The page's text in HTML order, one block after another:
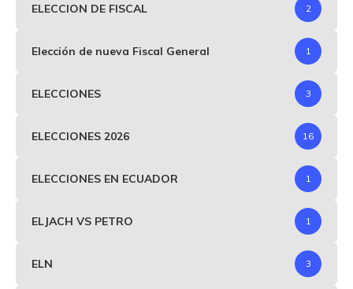
ELECCION DE FISCAL 2
Elección de nueva Fiscal General 1
ELECCIONES 3
ELECCIONES 2026 16
ELECCIONES EN ECUADOR 1
ELJACH VS PETRO 1
ELN 3